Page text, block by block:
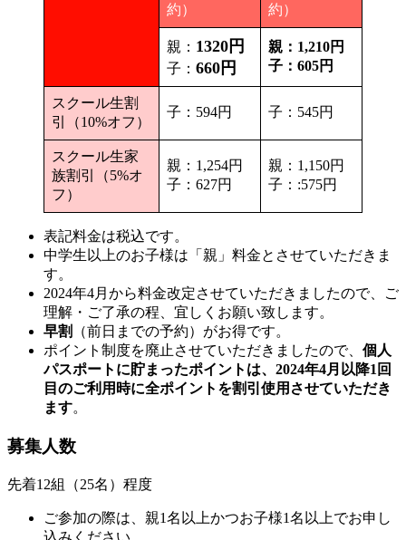
約）
約）
親： 1320円
子： 660円
親：1,210円
子：605円
スクール生割
引（10%オフ）
子：594円 子：545円
スクール生家
族割引（5%オ
フ）
親：1,254円
子：627円
親：1,150円
子：:575円
表記料金は税込です。
中学生以上のお子様は「親」料金とさせていただきま
す。
2024年4月から料金改定させていただきましたので、ご
理解・ご了承の程、宜しくお願い致します。
早割
（前日までの予約）がお得です。
ポイント制度を廃止させていただきましたので、 個人
パスポートに貯まったポイントは、2024年4月以降1回
目のご利用時に全ポイントを割引使用させていただき
ます。
募集人数
先着12組（25名）程度
ご参加の際は、親1名以上かつお子様1名以上でお申し
込みください。